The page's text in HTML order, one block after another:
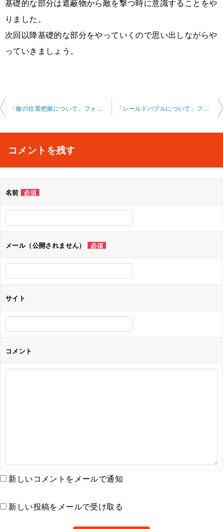
基礎的な部分は遮蔽物から敵を撃つ時に意識することをや
りました。
次回以降基礎的な部分をやっていくので思い出しながらや
っていきましょう。
投
ビ
シ
「敵の位置把握について」フォートナイト オンライン 2025-8-22-no0002-0022 「シールドバブルについて」フォートナイト オンライン 2025-8-28-no0002-0010
コメントを残す
名前 必須
メール（公開されません） 必須
サイト
コメント
新しいコメントをメールで通知
新しい投稿をメールで受け取る